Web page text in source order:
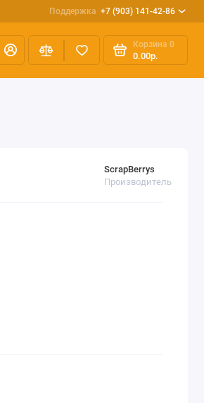
Поддержка +7 (903) 141-42-86
Корзина 0
0.00р.
ScrapBerrys
Производитель